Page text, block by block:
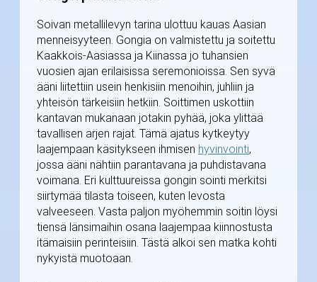
Soivan metallilevyn tarina ulottuu kauas Aasian
menneisyyteen. Gongia on valmistettu ja soitettu
Kaakkois-Aasiassa ja Kiinassa jo tuhansien
vuosien ajan erilaisissa seremonioissa. Sen syvä
ääni liitettiin usein henkisiin menoihin, juhliin ja
yhteisön tärkeisiin hetkiin. Soittimen uskottiin
kantavan mukanaan jotakin pyhää, joka ylittää
tavallisen arjen rajat. Tämä ajatus kytkeytyy
laajempaan käsitykseen ihmisen hyvinvointi,
jossa ääni nähtiin parantavana ja puhdistavana
voimana. Eri kulttuureissa gongin sointi merkitsi
siirtymää tilasta toiseen, kuten levosta
valveeseen. Vasta paljon myöhemmin soitin löysi
tiensä länsimaihin osana laajempaa kiinnostusta
itämaisiin perinteisiin. Tästä alkoi sen matka kohti
nykyistä muotoaan.